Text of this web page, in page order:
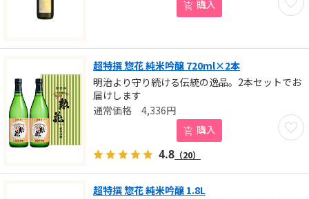
購入
超特撰 惣花 純米吟醸 720ml×2本
明治より守り続ける伝統の逸品。2本セットでお
届けします
お気
4,336円
購入
4.8 （20）
超特撰 惣花 純米吟醸 1.8L